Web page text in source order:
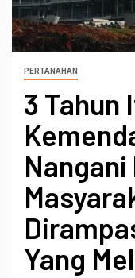
PERTANAHAN
3 Tahun
Nangani
Yang